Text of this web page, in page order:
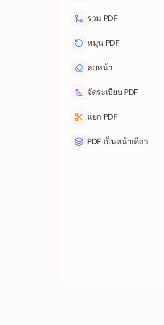
รวม PDF
หมุน PDF
ลบหน้า
จัดระเบียบ PDF
แยก PDF
PDF เป็นหน้าเดียว